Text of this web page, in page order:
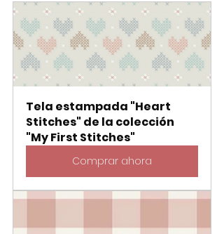
Tela estampada "Heart
Stitches" de la colección
"My First Stitches"
Comprar ahora